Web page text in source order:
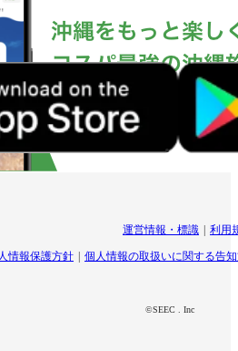
運営情報・標識 利用
情報保護方針 個人情報の取扱いに関する告
©SEEC . Inc